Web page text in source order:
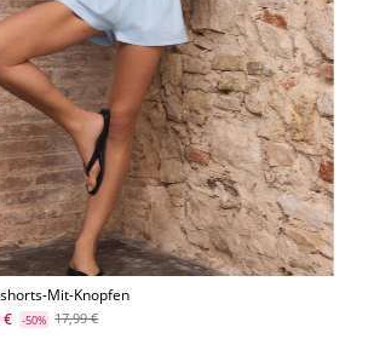
Mit-Knopfen
€
-50% 17,99 €